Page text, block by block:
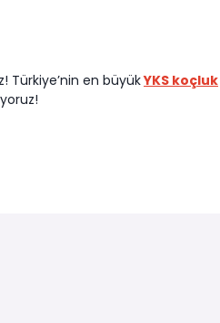
Türkiye’nin en büyükYKS koçluk